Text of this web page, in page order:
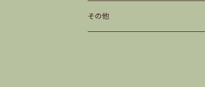
番茶
その他